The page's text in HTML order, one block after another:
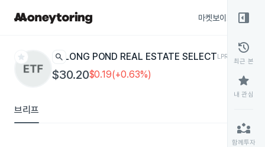
마켓보이스
star search LONG POND REAL ESTATE SELECTLPRE ETF
$30.20$0.19(+0.63%)
브리프
right_panel_open
history
최근 본
star
내 관심
partner_exchange
함께투자